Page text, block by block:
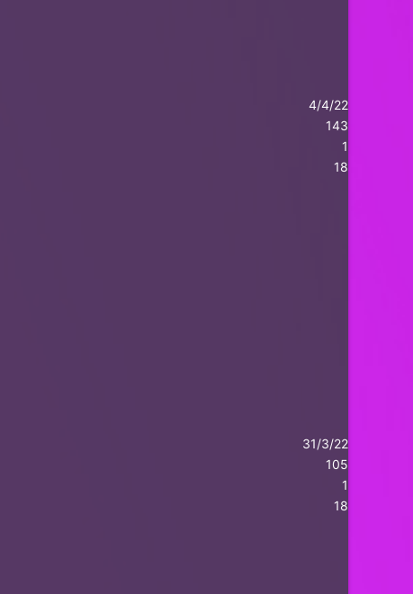
4/4/22
143
1
18
31/3/22
105
1
18